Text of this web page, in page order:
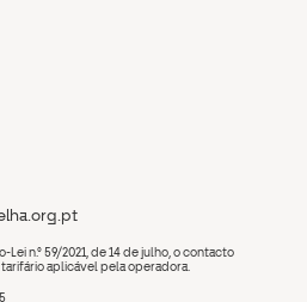
n.º 59/2021, de 14 de julho, o contacto
aplicável pela operadora.